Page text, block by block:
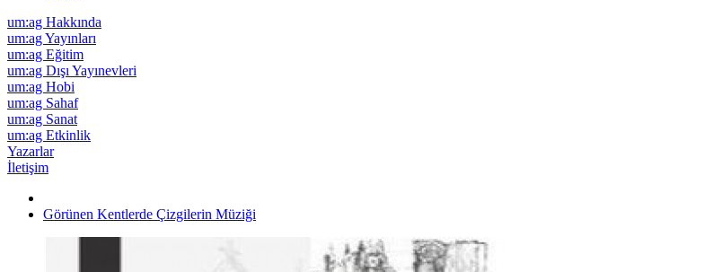
um:ag Hakkında
um:ag Yayınları
um:ag Eğitim
um:ag Dışı Yayınevleri
um:ag Hobi
um:ag Sahaf
um:ag Sanat
um:ag Etkinlik
Yazarlar
İletişim
Görünen Kentlerde Çizgilerin Müziği